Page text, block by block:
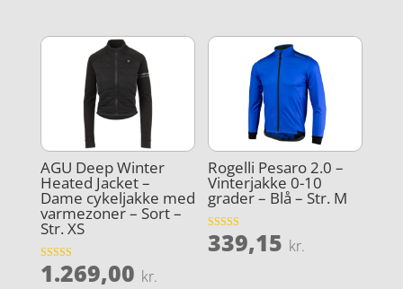
AGU Deep Winter
Heated Jacket –
Dame cykeljakke med
varmezoner – Sort –
Str. XS
Vurderet
4.8
1.269,00 kr.
Rogelli Pesaro 2.0 –
Vinterjakke 0-10
grader – Blå – Str. M
Vurderet
4.9
339,15 kr.